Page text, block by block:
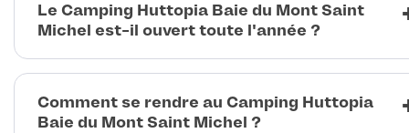
Le Camping Huttopia Baie du Mont Saint
Michel est-il ouvert toute l'année ?
Comment se rendre au Camping Huttopia
Baie du Mont Saint Michel ?